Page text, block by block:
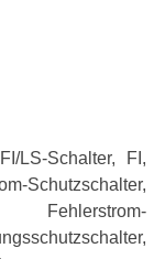
LS-Schalter, FI,
Schutzschalter,
Fehlerstrom-